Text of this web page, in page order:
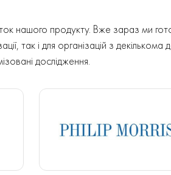
нашого продукту. Вже зараз ми
так і для організацій з декількома
дослідження.